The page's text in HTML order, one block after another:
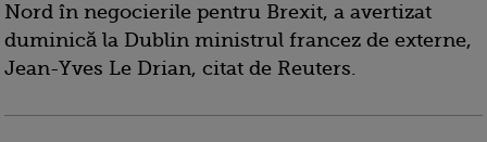
Nord în negocierile pentru Brexit, a avertizat
duminică la Dublin ministrul francez de externe,
Jean-Yves Le Drian, citat de Reuters.